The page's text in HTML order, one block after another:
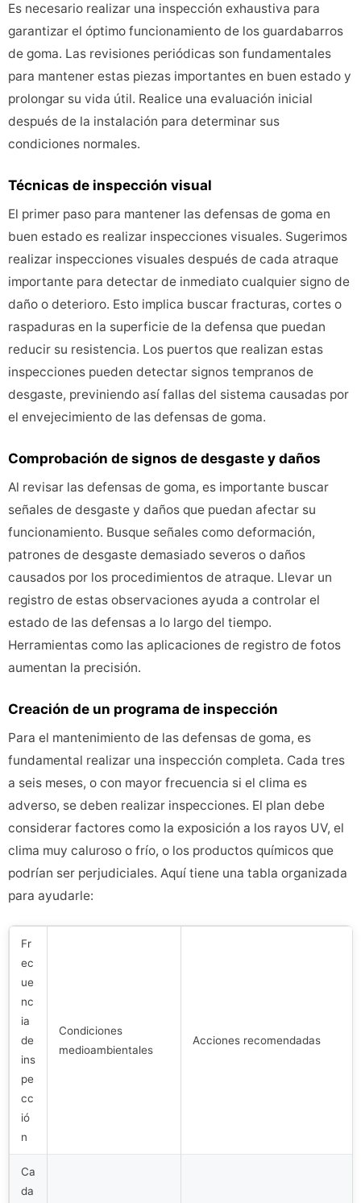
Es necesario realizar una inspección exhaustiva para
garantizar el óptimo funcionamiento de los guardabarros
de goma. Las revisiones periódicas son fundamentales
para mantener estas piezas importantes en buen estado y
prolongar su vida útil. Realice una evaluación inicial
después de la instalación para determinar sus
condiciones normales.
Técnicas de inspección visual
El primer paso para mantener las defensas de goma en
buen estado es realizar inspecciones visuales. Sugerimos
realizar inspecciones visuales después de cada atraque
importante para detectar de inmediato cualquier signo de
daño o deterioro. Esto implica buscar fracturas, cortes o
raspaduras en la superficie de la defensa que puedan
reducir su resistencia. Los puertos que realizan estas
inspecciones pueden detectar signos tempranos de
desgaste, previniendo así fallas del sistema causadas por
el envejecimiento de las defensas de goma.
Comprobación de signos de desgaste y daños
Al revisar las defensas de goma, es importante buscar
señales de desgaste y daños que puedan afectar su
funcionamiento. Busque señales como deformación,
patrones de desgaste demasiado severos o daños
causados por los procedimientos de atraque. Llevar un
registro de estas observaciones ayuda a controlar el
estado de las defensas a lo largo del tiempo.
Herramientas como las aplicaciones de registro de fotos
aumentan la precisión.
Creación de un programa de inspección
Para el mantenimiento de las defensas de goma, es
fundamental realizar una inspección completa. Cada tres
a seis meses, o con mayor frecuencia si el clima es
adverso, se deben realizar inspecciones. El plan debe
considerar factores como la exposición a los rayos UV, el
clima muy caluroso o frío, o los productos químicos que
podrían ser perjudiciales. Aquí tiene una tabla organizada
para ayudarle:
Fr
ec
ue
nc
ia
de
ins
pe
cc
ió
n
Condiciones
medioambientales
Acciones recomendadas
Ca
da